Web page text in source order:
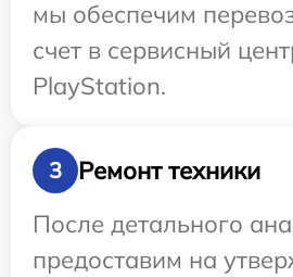
мы обеспечим
счет в сервисный
PlayStation.
3
Ремонт техники
После детального
предоставим на